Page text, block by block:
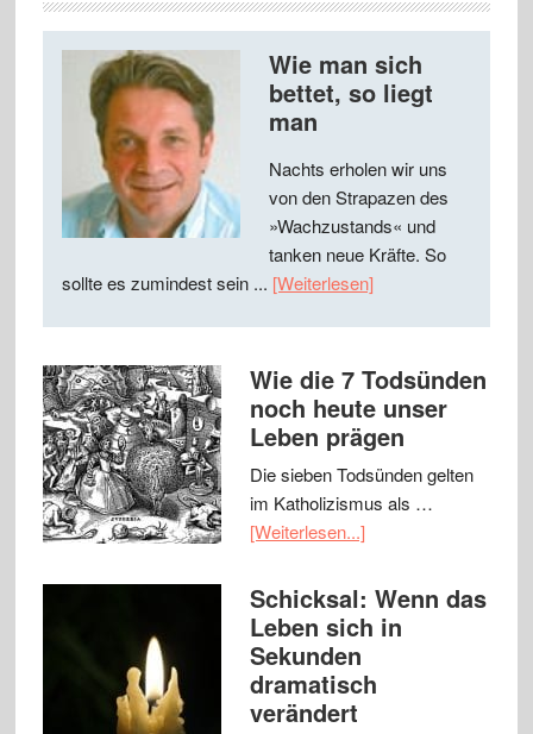
Wie man sich
bettet, so liegt
man
Nachts erholen wir uns
von den Strapazen des
»Wachzustands« und
tanken neue Kräfte. So
sollte es zumindest sein ... [Weiterlesen]
Wie die 7 Todsünden
noch heute unser
Leben prägen
Die sieben Todsünden gelten
im Katholizismus als …
[Weiterlesen...]
Schicksal: Wenn das
Leben sich in
Sekunden
dramatisch
verändert